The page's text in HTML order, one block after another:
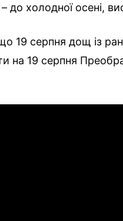
до холодної осені,
19 серпня дощ із
на 19 серпня